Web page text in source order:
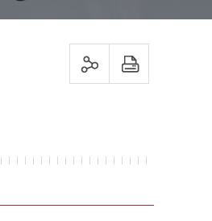
sns 공유하기 프린트하기